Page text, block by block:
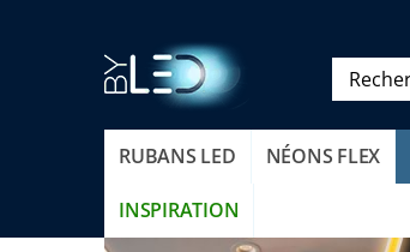
RUBANS LED NÉONS FLEX
INSPIRATION